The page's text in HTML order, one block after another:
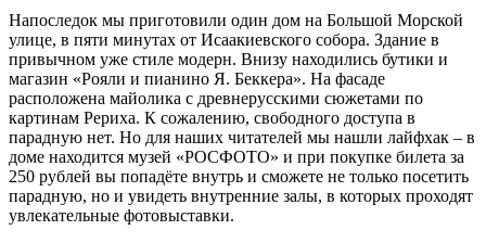
Напоследок мы приготовили один дом на Большой Морской
улице, в пяти минутах от Исаакиевского собора. Здание в
привычном уже стиле модерн. Внизу находились бутики и
магазин «Рояли и пианино Я. Беккера». На фасаде
расположена майолика с древнерусскими сюжетами по
картинам Рериха. К сожалению, свободного доступа в
парадную нет. Но для наших читателей мы нашли лайфхак – в
доме находится музей «РОСФОТО» и при покупке билета за
250 рублей вы попадёте внутрь и сможете не только посетить
парадную, но и увидеть внутренние залы, в которых проходят
увлекательные фотовыставки.